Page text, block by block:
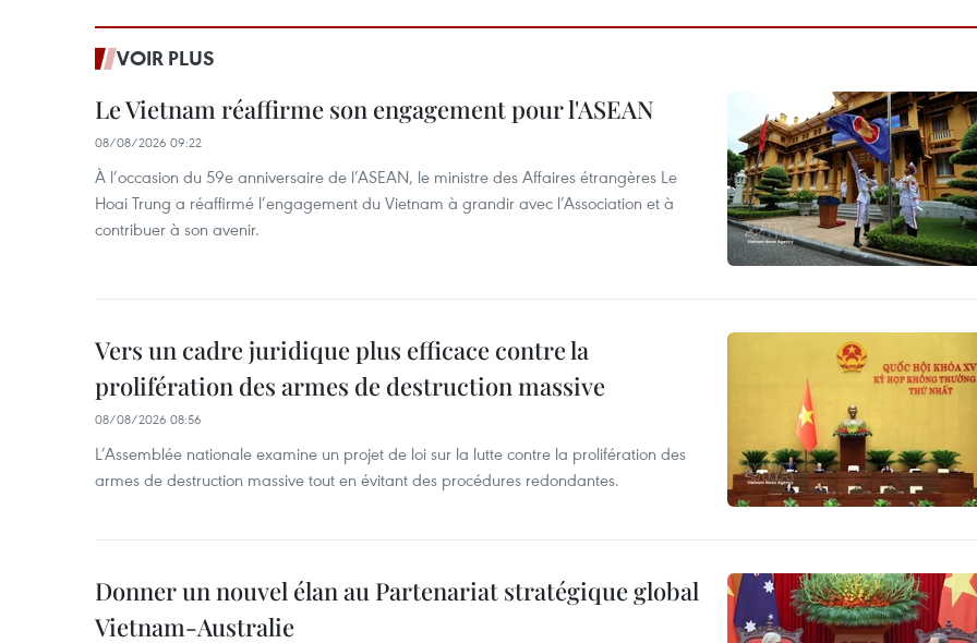
VOIR PLUS
Le Vietnam réaffirme son engagement pour l'ASEAN
08/08/2026 09:22
À l’occasion du 59e anniversaire de l’ASEAN, le ministre des Affaires étrangères Le
Hoai Trung a réaffirmé l’engagement du Vietnam à grandir avec l’Association et à
contribuer à son avenir.
Vers un cadre juridique plus efficace contre la
prolifération des armes de destruction massive
08/08/2026 08:56
L’Assemblée nationale examine un projet de loi sur la lutte contre la prolifération des
armes de destruction massive tout en évitant des procédures redondantes.
Donner un nouvel élan au Partenariat stratégique global
Vietnam-Australie